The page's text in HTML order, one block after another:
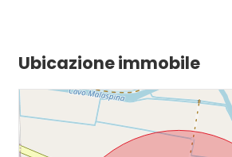
Ubicazione immobile
minime
1